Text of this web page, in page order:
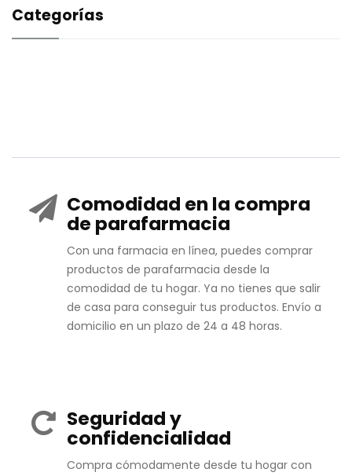
Categorías
Comodidad en la compra
de parafarmacia
Con una farmacia en línea, puedes comprar
productos de parafarmacia desde la
comodidad de tu hogar. Ya no tienes que salir
de casa para conseguir tus productos. Envío a
domicilio en un plazo de 24 a 48 horas.
Seguridad y
confidencialidad
Compra cómodamente desde tu hogar con